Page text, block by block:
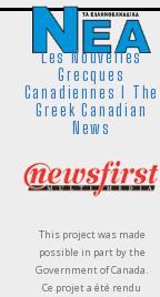
Les Nouvelles
Grecques
Canadiennes I The
Greek Canadian
News
This project was made
possible in part by the
Government of Canada.
Ce projet a été rendu